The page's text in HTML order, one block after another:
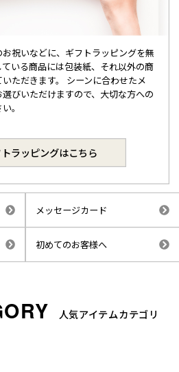
祝いなどに、ギフトラッピングを無
いる商品には包装紙、それ以外の商
ただきます。 シーンに合わせたメ
びいただけますので、大切な方への
。
ラッピングはこちら
メッセージカード
初めてのお客様へ
人気アイテムカテゴリ